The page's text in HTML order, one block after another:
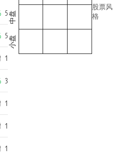
5
5
1
3
1
1
1
中盘
小盘
股票风
格